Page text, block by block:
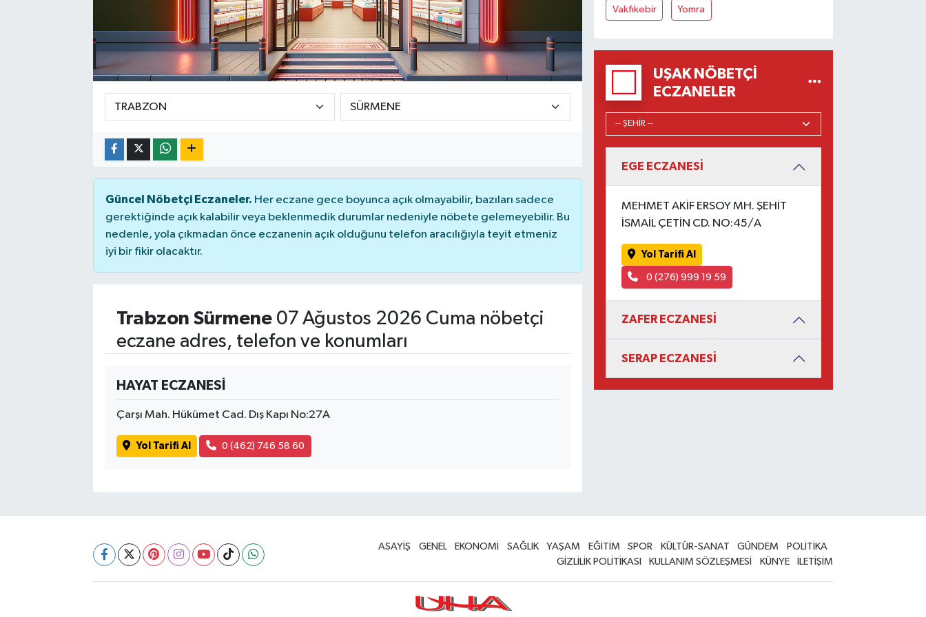
Güncel Nöbetçi Eczaneler. Her eczane gece boyunca açık olmayabilir, bazıları sadece
gerektiğinde açık kalabilir veya beklenmedik durumlar nedeniyle nöbete gelemeyebilir. Bu
nedenle, yola çıkmadan önce eczanenin açık olduğunu telefon aracılığıyla teyit etmeniz
iyi bir fikir olacaktır.
Trabzon Sürmene07 Ağustos 2026 Cuma nöbetçi
eczane adres, telefon ve konumları
HAYAT ECZANESİ
Çarşı Mah. Hükümet Cad. Dış Kapı No:27A
Yol Tarifi Al 0 (462) 746 58 60
Vakfıkebir Yomra
UŞAK NÖBETÇI
ECZANELER
EGE ECZANESİ
MEHMET AKİF ERSOY MH. ŞEHİT
İSMAİL ÇETİN CD. NO:45/A
Yol Tarifi Al
0 (276) 999 19 59
ZAFER ECZANESİ
SERAP ECZANESİ
ASAYİŞ GENEL EKONOMİ SAĞLIK YAŞAM EĞİTİM SPOR KÜLTÜR-SANAT GÜNDEM
POLİTİKA
GİZLİLİK POLİTİKASI
KULLANIM SÖZLEŞMESİ KÜNYE İLETİŞİM
HABERDE İNSAN
KÜLTÜR-SANAT
ÖZEL HABER